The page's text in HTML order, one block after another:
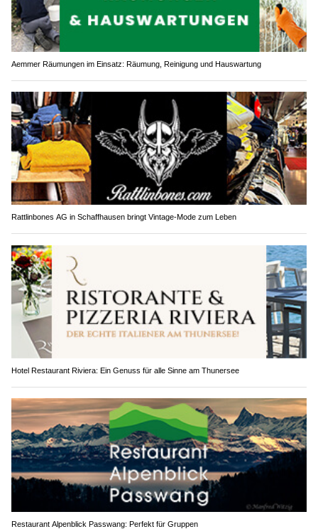
Aemmer Räumungen im Einsatz: Räumung, Reinigung und Hauswartung
Rattlinbones AG in Schaffhausen bringt Vintage-Mode zum Leben
Hotel Restaurant Riviera: Ein Genuss für alle Sinne am Thunersee
Restaurant Alpenblick Passwang: Perfekt für Gruppen